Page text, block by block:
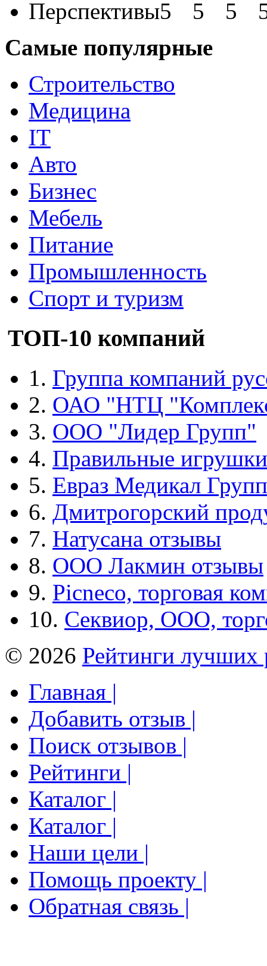
Перспективы
Самые популярные
Строительство
Медицина
IT
Авто
Бизнес
Мебель
Питание
Промышленность
Спорт и туризм
ТОП-10 компаний
1. Группа компаний
2. ОАО "НТЦ
3. ООО "Лидер Групп"
4. Правильные игрушки
5. Евраз Медикал Групп
6. Дмитрогорский
7. Натусана отзывы
8. ООО Лакмин отзывы
9. Picneco, торговая
10. Секвиор, ООО,
© 2026 Рейтинги лучших
Главная |
Добавить отзыв |
Поиск отзывов |
Рейтинги |
Каталог |
Каталог |
Наши цели |
Помощь проекту |
Обратная связь |